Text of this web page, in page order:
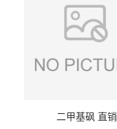
二甲基砜 直销